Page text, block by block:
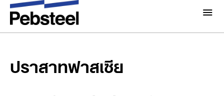
เกี่ยวกับเรา
ทำไมต้อง Pebsteel
โซลูชั่น
หน้าแรก/โซลูชั่น/ผลิตภัณฑ์
โครงสร้างอาคาร และส่วนประกอ
บอื่นๆ/โครงสร้างย่อย/ปราสาทฟาสเซีย
ปราสาทฟาสเซีย